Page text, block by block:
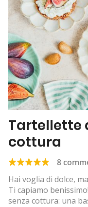
Tartellette
cottura
8
Hai voglia di dolce,
Ti capiamo
senza cottura: una